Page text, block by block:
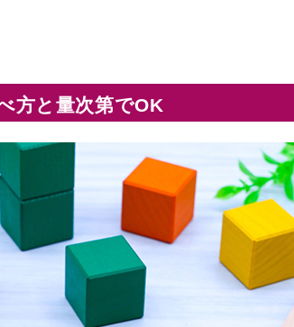
方と量次第でOK